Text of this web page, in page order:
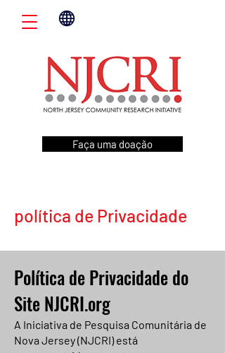
Faça uma doação
política de Privacidade
Política de Privacidade do
Site NJCRI.org
A Iniciativa de Pesquisa Comunitária de
Nova Jersey (NJCRI) está